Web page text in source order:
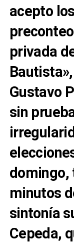
acepto
privada
Gustavo
sin
minutos
sintonía
Cepeda,